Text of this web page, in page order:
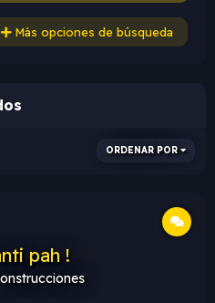
Más opciones de búsqueda
ORDENAR POR
pah !